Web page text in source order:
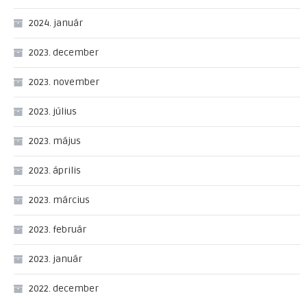
2024. január
2023. december
2023. november
2023. július
2023. május
2023. április
2023. március
2023. február
2023. január
2022. december